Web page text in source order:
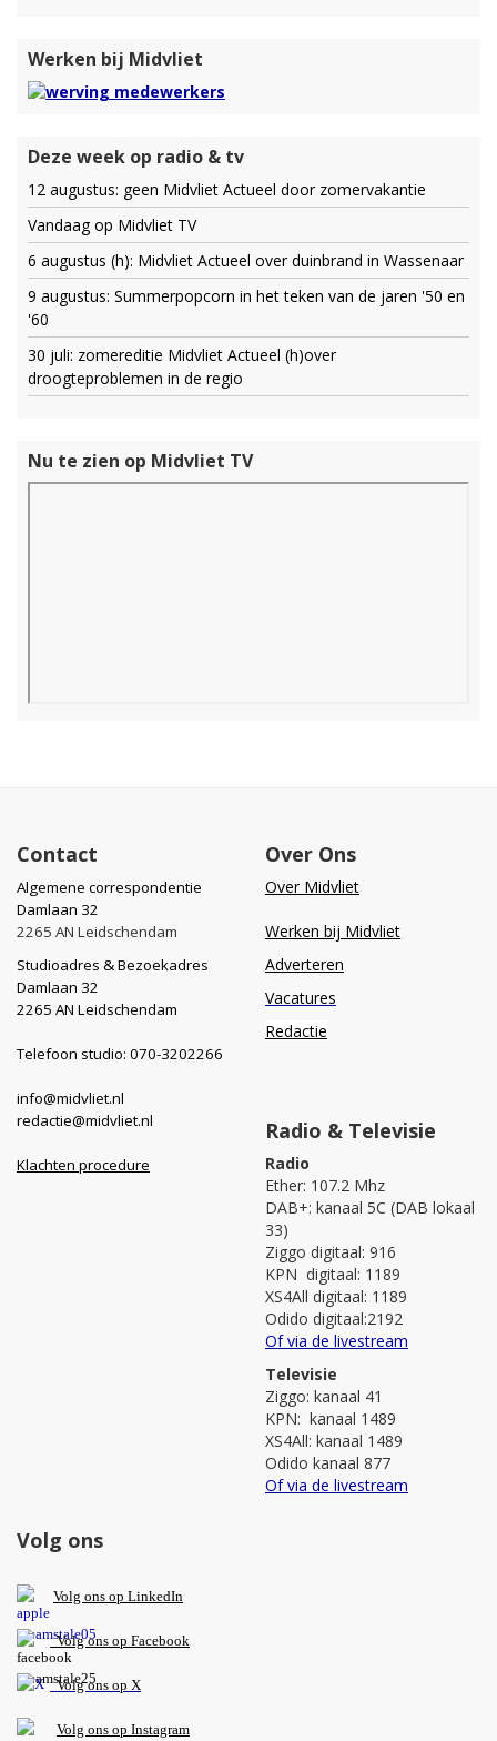
Werken bij Midvliet
Deze week op radio & tv
12 augustus: geen Midvliet Actueel door zomervakantie
Vandaag op Midvliet TV
6 augustus (h): Midvliet Actueel over duinbrand in Wassenaar
9 augustus: Summerpopcorn in het teken van de jaren '50 en
'60
30 juli: zomereditie Midvliet Actueel (h)over
droogteproblemen in de regio
Nu te zien op Midvliet TV
Contact
Algemene correspondentie
Damlaan 32
2265 AN Leidschendam
Studioadres & Bezoekadres
Damlaan 32
2265 AN Leidschendam
Telefoon studio: 070-3202266
info@midvliet.nl
redactie@midvliet.nl
Klachten procedure
Over Ons
Over Midvliet
Werken bij Midvliet
Adverteren
Vacatures
Redactie
Radio & Televisie
Radio
Ether: 107.2 Mhz
DAB+: kanaal 5C (DAB lokaal
33)
Ziggo digitaal: 916
KPN digitaal: 1189
XS4All digitaal: 1189
Odido digitaal:2192
Of via de livestream
Televisie
Ziggo: kanaal 41
KPN: kanaal 1489
XS4All: kanaal 1489
Odido kanaal 877
Of via de livestream
Volg ons
Volg ons op LinkedIn
Volg ons op Facebook
Volg ons op X
Volg ons op Instagram